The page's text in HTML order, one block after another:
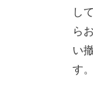
し
ら
い
す。